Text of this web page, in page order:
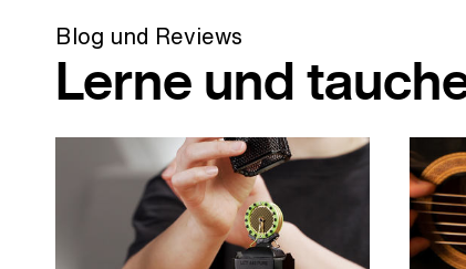
Blog und Reviews
Lerne und